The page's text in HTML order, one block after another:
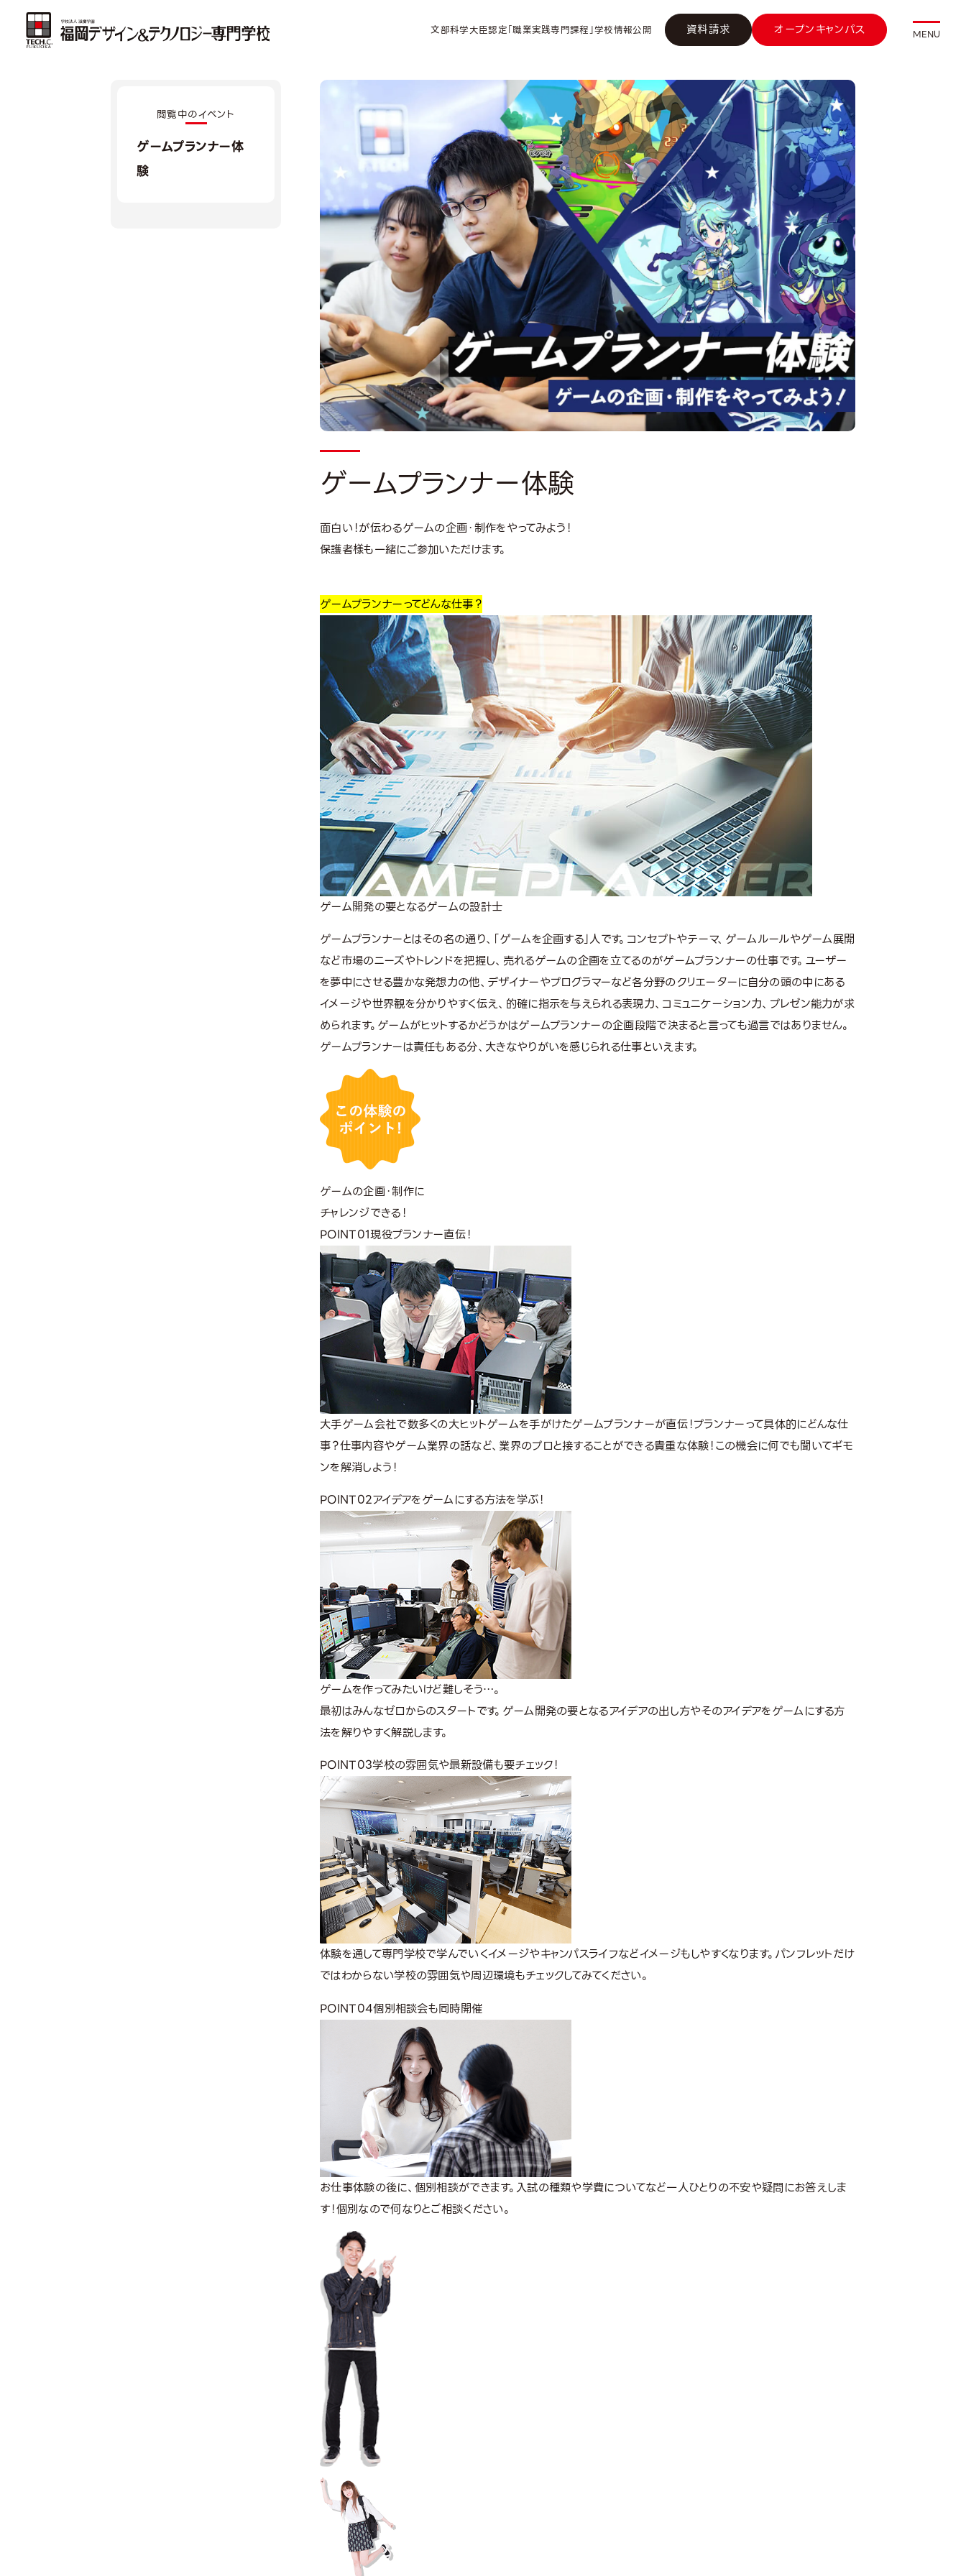
文部科学大臣認定「職業実践専門課程」学校情報公開 資料請求 オープンキャンパス MENU
閲覧中のイベント
ゲームプランナー体
験
ゲームプランナー体験
面白い！が伝わるゲームの企画・制作をやってみよう！
保護者様も一緒にご参加いただけます。
ゲームプランナーってどんな仕事？
ゲーム開発の要となるゲームの設計士
ゲームプランナーとはその名の通り、「ゲームを企画する」人です。コンセプトやテーマ、ゲームルールやゲーム展開
など市場のニーズやトレンドを把握し、売れるゲームの企画を立てるのがゲームプランナーの仕事です。ユーザー
を夢中にさせる豊かな発想力の他、デザイナーやプログラマーなど各分野のクリエーターに自分の頭の中にある
イメージや世界観を分かりやすく伝え、的確に指示を与えられる表現力、コミュニケーション力、プレゼン能力が求
められます。ゲームがヒットするかどうかはゲームプランナーの企画段階で決まると言っても過言ではありません。
ゲームプランナーは責任もある分、大きなやりがいを感じられる仕事といえます。
ゲームの企画・制作に
チャレンジできる！
POINT01現役プランナー直伝！
大手ゲーム会社で数多くの大ヒットゲームを手がけたゲームプランナーが直伝！プランナーって具体的にどんな仕
事？仕事内容やゲーム業界の話など、業界のプロと接することができる貴重な体験！この機会に何でも聞いてギモ
ンを解消しよう！
POINT02アイデアをゲームにする方法を学ぶ！
ゲームを作ってみたいけど難しそう…。
最初はみんなゼロからのスタートです。ゲーム開発の要となるアイデアの出し方やそのアイデアをゲームにする方
法を解りやすく解説します。
POINT03学校の雰囲気や最新設備も要チェック！
体験を通して専門学校で学んでいくイメージやキャンパスライフなどイメージもしやすくなります。パンフレットだけ
ではわからない学校の雰囲気や周辺環境もチェックしてみてください。
POINT04個別相談会も同時開催
お仕事体験の後に、個別相談ができます。入試の種類や学費についてなど一人ひとりの不安や疑問にお答えしま
す！個別なので何なりとご相談ください。